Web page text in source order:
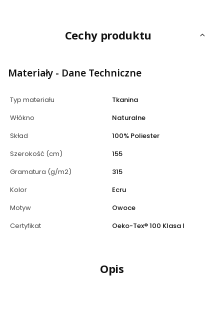
Cechy produktu
Materiały - Dane Techniczne
Typ materiału
Tkanina
Włókno
Naturalne
Skład
100% Poliester
Szerokość (cm)
155
Gramatura (g/m2)
315
Kolor
Ecru
Motyw
Owoce
Certyfikat
Oeko-Tex® 100 Klasa I
Opis